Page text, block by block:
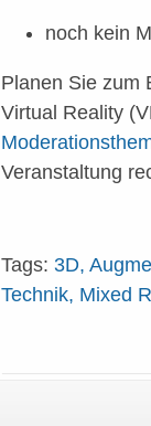
noch kein
Planen Sie zum
Virtual Reality
Veranstaltung
Tags: 3D,
Technik, Mixed